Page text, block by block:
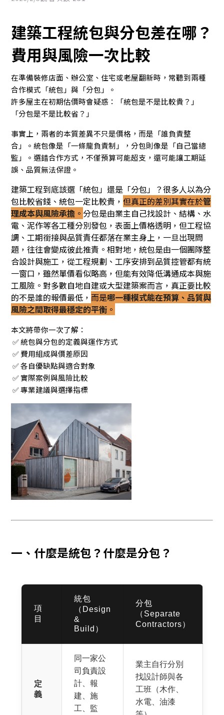
建築工程統包與分包差在哪？
費用與風險一次比較
在準備裝修店面、辦公室、住宅或老屋翻新時，常聽到兩種
合作模式「統包」與「分包」。
許多屋主在初期估價時會疑惑：「統包是不是比較貴？」
「分包是不是比較省？」
事實上，兩者的本質差異不只是價格，而是「誰負責整
合」。統包像是「一條龍負責制」，分包則像是「自己當總
監」。選錯合作方式，不僅預算可能超支，還可能讓工期延
誤、品質無法保證。
建築工程到底該選「統包」還是「分包」？很多人以為分
包比較省錢、統包一定比較貴，但真正的差別其實在於管
理成本與風險承擔 。分包是由業主自己找設計、結構、水
電、泥作等各工種分別發包，表面上價格透明，但工程協
調、工期銜接與品質責任都落在業主身上，一旦出現問
題，往往會變成彼此推責。相對地，統包是由一個團隊整
合設計與施工，從工程規劃、工序安排到品質控管都有統
一窗口，雖然單價看似略高，但能有效降低溝通成本與施
工風險。對多數自地自建或大型建築案而言，真正要比較
的不是誰的報價最低，而是哪一種模式能在預算、品質與
風險之間取得最穩定的平衡 。
本文將帶你一次了解：
✅ 統包與分包的定義與運作方式
✅ 費用組成與價差原因
✅ 各自優缺點與適合對象
✅ 實際案例與風險比較
✅ 專業建議與選擇指標
一、什麼是統包？什麼是分包？
項
目
統包
（Design
&
Build）
分包
（Separate
Contractors）
定
義
同一家公
司負責設
計、報
建、施
工、監
業主自行分別
找設計師與各
工班（木作、
水電、油漆